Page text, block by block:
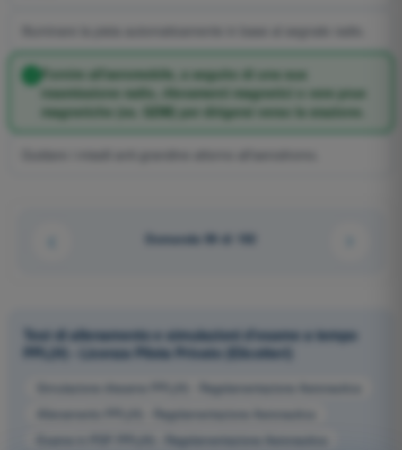
Fornire all'aeromobile, a seguito di una sua
trasmissione radio, rilevamenti magnetici o vere prue
magnetiche (es. QDM) per dirigersi verso la stazione.
Domanda 99 di 192
Test di allenamento e simulazioni d'esame a tempo
PPL(H) - Licenza Pilota Privato (Elicotteri)
Simulazione d'esame PPL(H) - Regolamentazione Aeronautica
Allenamento PPL(H) - Regolamentazione Aeronautica
Esame in PDF PPL(H) - Regolamentazione Aeronautica